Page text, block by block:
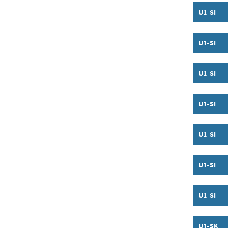
U1-SI
Inhalt
U1-SI
Inhalt
U1-SI
Inhalt
U1-SI
Inhalt
U1-SI
Inhalt
U1-SI
Inhalt
U1-SI
Inhalt
U1-SK